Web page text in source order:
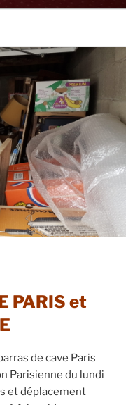
PARIS et
de cave Paris
Parisienne du lundi
et déplacement